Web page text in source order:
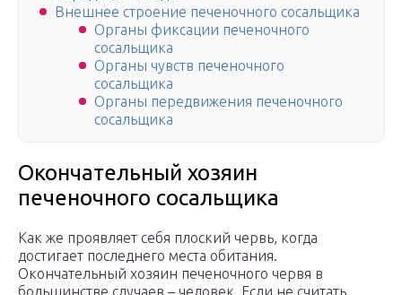
Внешнее строение печеночного сосальщика
Органы фиксации печеночного
сосальщика
Органы чувств печеночного
сосальщика
Органы передвижения печеночного
сосальщика
Окончательный хозяин
печеночного сосальщика
Как же проявляет себя плоский червь, когда
достигает последнего места обитания.
Окончательный хозяин печеночного червя в
большинстве случаев – человек. Если не считать